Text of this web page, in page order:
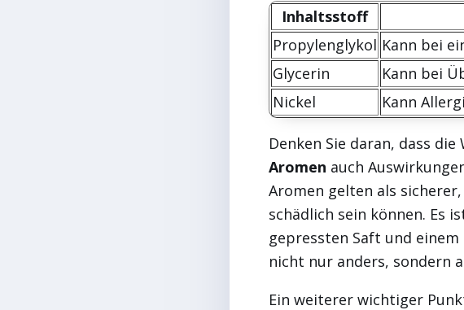
Inhaltsstoff
Propylenglykol Kann bei
Glycerin
Kann bei
Nickel
Kann
Denken Sie daran, dass die
Aromen auch
Aromen gelten als
schädlich sein können. Es
gepressten Saft und
nicht nur anders, sondern
Ein weiterer wichtiger